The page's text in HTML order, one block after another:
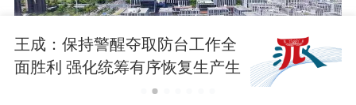
王成：保持警醒夺取防台工作全
面胜利 强化统筹有序恢复生产生